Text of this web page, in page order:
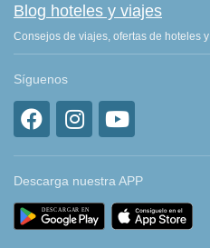
Blog hoteles y viajes
Consejos de viajes, ofertas de hoteles
Síguenos
Descarga nuestra APP